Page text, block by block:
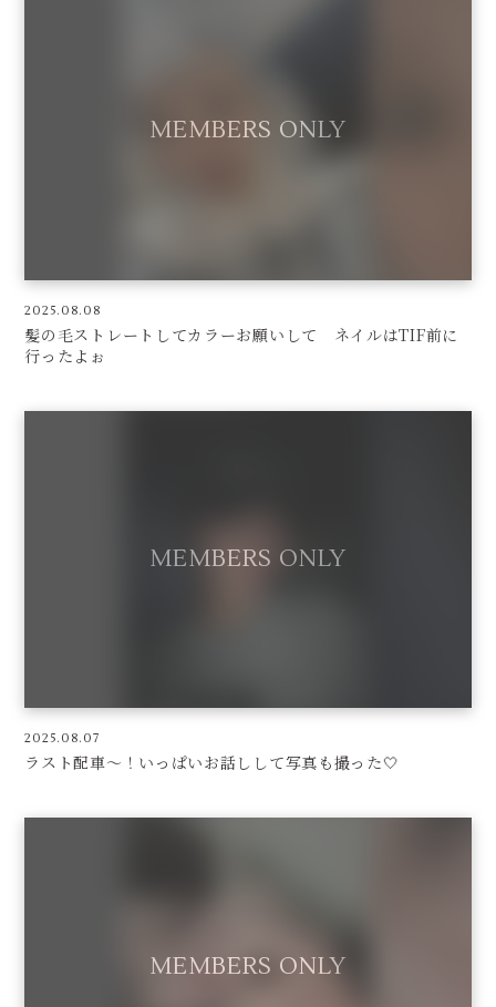
2025.08.08
髪の毛ストレートしてカラーお願いして ネイルはTIF前に
行ったよぉ
2025.08.07
ラスト配車〜！いっぱいお話しして写真も撮った🤍